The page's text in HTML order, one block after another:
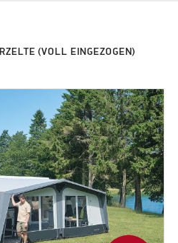
(VOLL EINGEZOGEN)